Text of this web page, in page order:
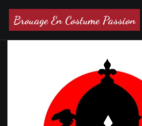
Brouage En Costume Passion